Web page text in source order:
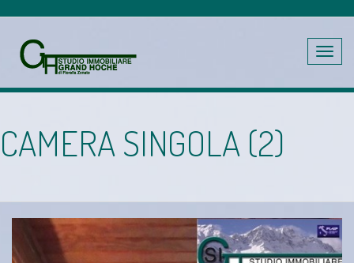
Toggle
CAMERA SINGOLA (2)